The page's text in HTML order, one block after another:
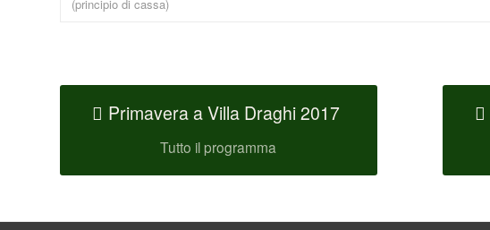
(principio di cassa)
Primavera a Villa Draghi 2017
Tutto il programma